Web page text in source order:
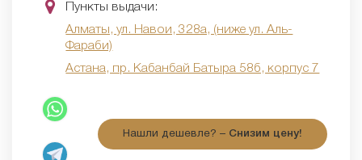
Пункты выдачи:
Алматы, ул. Навои, 328а, (ниже ул. Аль-
Фараби)
Астана, пр. Кабанбай Батыра 58б, корпус 7
Нашли дешевле? – Снизим цену!